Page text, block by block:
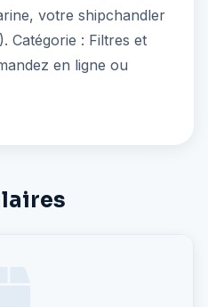
votre shipchandler
Catégorie : Filtres et
en ligne ou